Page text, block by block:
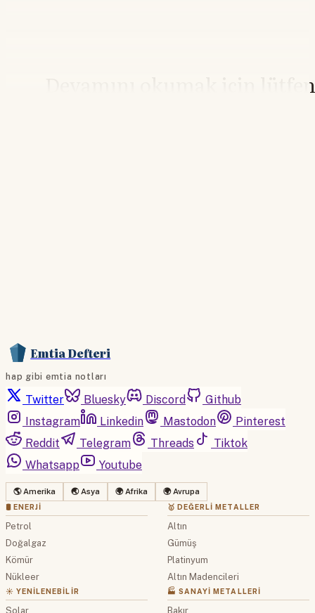
Devamını okumak için lütfen
Emtia Defteri
hap gibi emtia notları
Twitter Bluesky Discord
Github
Instagram
Linkedin Mastodon
Pinterest
Reddit
Telegram Threads
Tiktok
Whatsapp
Youtube
🌎 Amerika 🌏 Asya 🌍 Afrika 🌍 Avrupa
🛢 ENERJI
Petrol
Doğalgaz
Kömür
Nükleer
☀️ YENILENEBILIR
Solar
🥇 DEĞERLI METALLER
Altın
Gümüş
Platinyum
Altın Madencileri
🏭 SANAYI METALLERI
Bakır